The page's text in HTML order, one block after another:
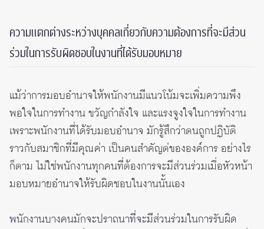
ความแตกต่างระหว่างบุคคลเกี่ยวกับความต้องการที่จะมีส่วน
ร่วมในการรับผิดชอบในงานที่ได้รับมอบหมาย
แม้ว่าการมอบอำนาจให้พนักงานมีแนวโน้มจะเพิ่มความพึง
พอใจในการทำงาน ขวัญกำลังใจ และแรงจูงใจในการทำงาน
เพราะพนักงานที่ได้รับมอบอำนาจ มักรู้สึกว่าตนถูกปฏิบัติ
ราวกับสมาชิกที่มีคุณค่า เป็นคนสำคัญต่ขององค์การ อย่างไร
ก็ตาม ไม่ใช่พนักงานทุกคนที่ต้องการจะมีส่วนร่วมเมื่อหัวหน้า
มอบหมายอำนาจให้รับผิดชอบในงานนั้นเอง
พนักงานบางคนมักจะปราถนาที่จะมีส่วนร่วมในการรับผิด